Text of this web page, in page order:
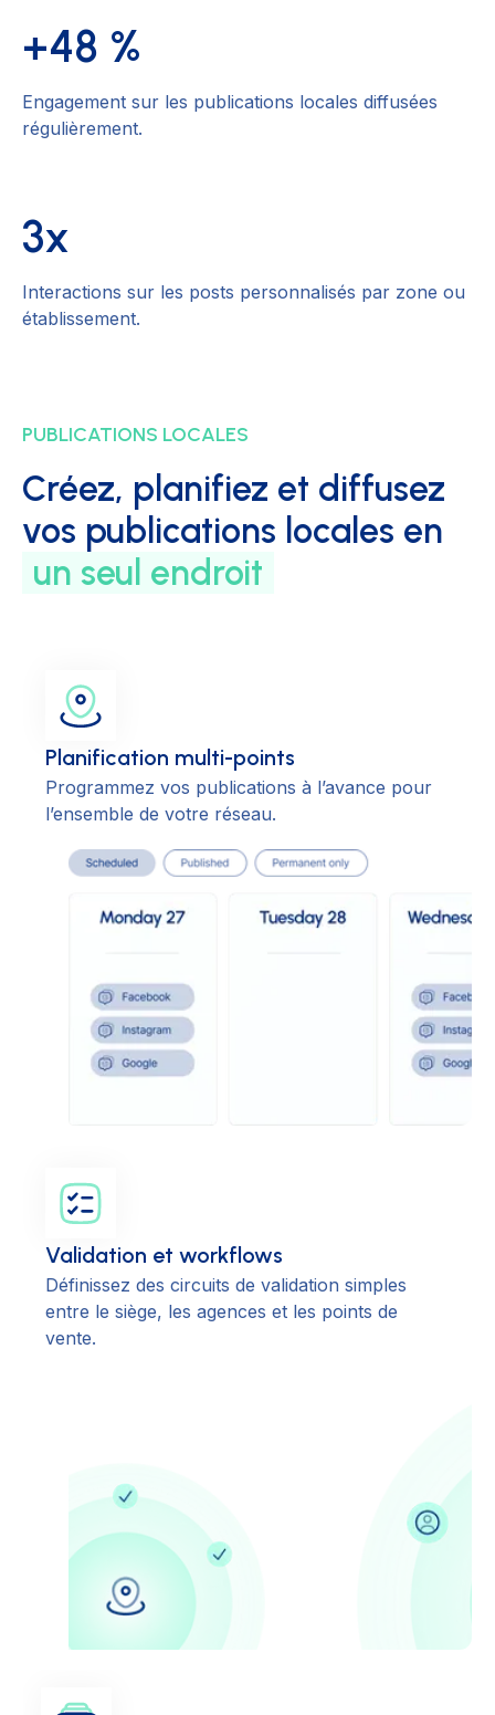
+48 %
Engagement sur les publications locales diffusées
régulièrement.
3x
Interactions sur les posts personnalisés par zone ou
établissement.
PUBLICATIONS LOCALES
Créez, planifiez et diffusez
vos publications locales en
un seul endroit
Planification multi-points
Programmez vos publications à l’avance pour
l’ensemble de votre réseau.
Validation et workflows
Définissez des circuits de validation simples
entre le siège, les agences et les points de
vente.